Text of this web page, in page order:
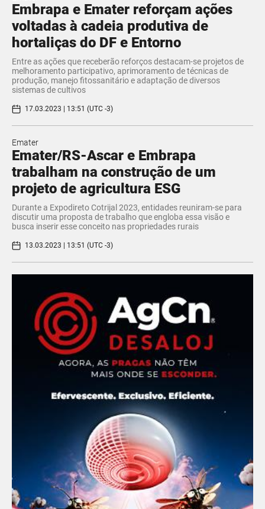
Embrapa e Emater reforçam ações
voltadas à cadeia produtiva de
hortaliças do DF e Entorno
Entre as ações que receberão reforços destacam-se projetos de
melhoramento participativo, aprimoramento de técnicas de
produção, manejo fitossanitário e adaptação de diversos
sistemas de cultivos
17.03.2023 | 13:51 (UTC -3)
Emater
Emater/RS-Ascar e Embrapa
trabalham na construção de um
projeto de agricultura ESG
Durante a Expodireto Cotrijal 2023, entidades reuniram-se para
discutir uma proposta de trabalho que engloba essa visão e
busca inserir esse conceito nas propriedades rurais
13.03.2023 | 13:51 (UTC -3)